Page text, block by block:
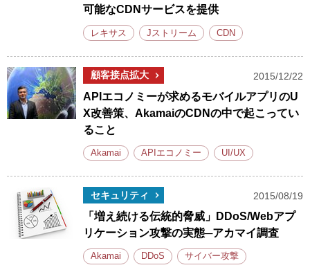
可能なCDNサービスを提供
レキサス Jストリーム CDN
顧客接点拡大 2015/12/22
APIエコノミーが求めるモバイルアプリのU
X改善策、AkamaiのCDNの中で起こってい
ること
Akamai APIエコノミー UI/UX
セキュリティ 2015/08/19
「増え続ける伝統的脅威」DDoS/Webアプ
リケーション攻撃の実態─アカマイ調査
Akamai DDoS サイバー攻撃